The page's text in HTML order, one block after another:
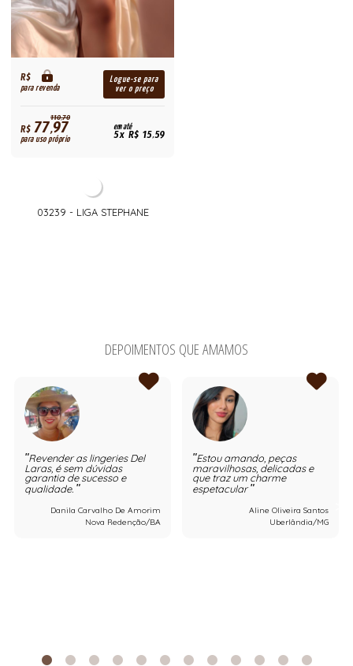
R$
para revenda
Logue-se para
ver o preço
110,70
R$77,97
para uso próprio
em até
5x R$ 15,59
03239 - LIGA STEPHANE
DEPOIMENTOS QUE AMAMOS
Revender as lingeries Del
Laras, é sem dúvidas
garantia de sucesso e
qualidade.
Danila Carvalho De Amorim
Nova Redenção/BA
Estou amando, peças
maravilhosas, delicadas e
que traz um charme
espetacular
Aline Oliveira Santos
Uberlândia/MG